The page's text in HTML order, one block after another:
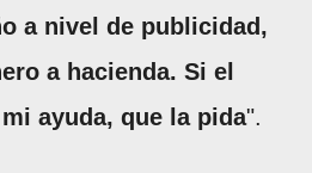
a nivel de publicidad,
a hacienda. Si el
ayuda, que la pida".